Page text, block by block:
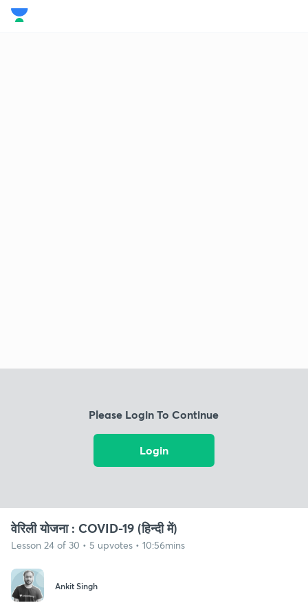
Please Login To Continue
Login
वेरिली योजना : COVID-19 (हिन्दी में)
Lesson 24 of 30 • 5 upvotes • 10:56mins
Ankit Singh